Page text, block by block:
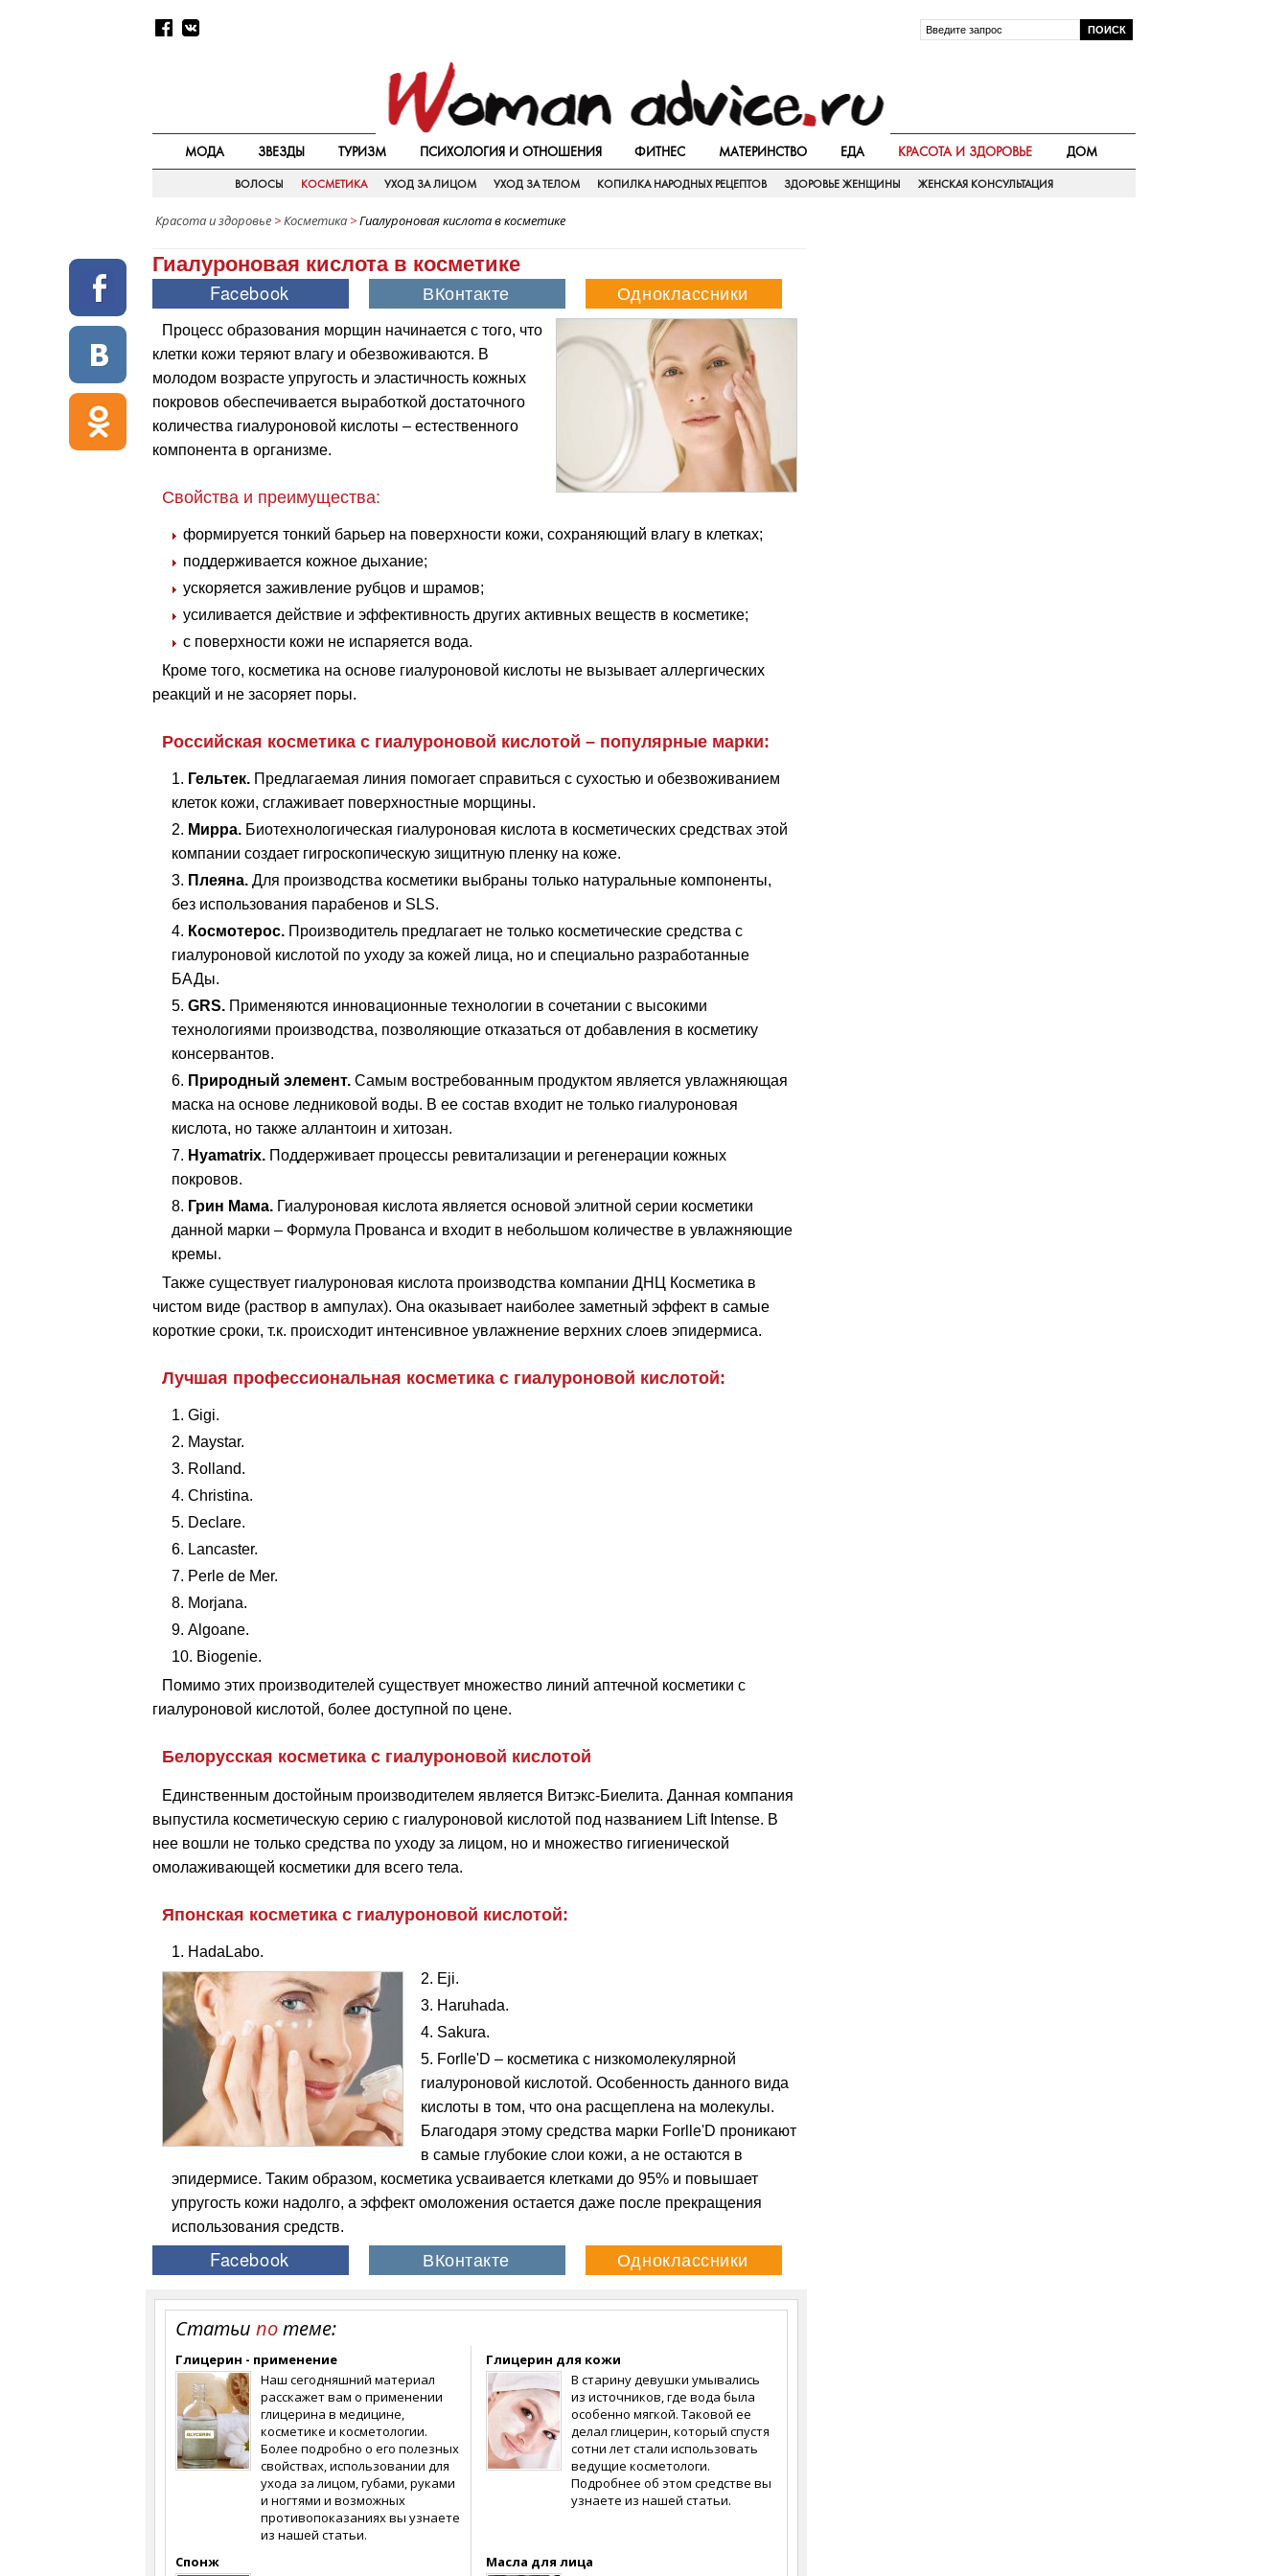
МОДА ЗВЕЗДЫ ТУРИЗМ ПСИХОЛОГИЯ И ОТНОШЕНИЯ ФИТНЕС МАТЕРИНСТВО ЕДА КРАСОТА И ЗДОРОВЬЕ ДОМ
ВОЛОСЫ КОСМЕТИКА УХОД ЗА ЛИЦОМ УХОД ЗА ТЕЛОМ КОПИЛКА НАРОДНЫХ РЕЦЕПТОВ ЗДОРОВЬЕ ЖЕНЩИНЫ ЖЕНСКАЯ КОНСУЛЬТАЦИЯ
Красота и здоровье >Косметика >Гиалуроновая кислота в косметике
Гиалуроновая кислота в косметике
Процесс образования морщин начинается с того, что
клетки кожи теряют влагу и обезвоживаются. В
молодом возрасте упругость и эластичность кожных
покровов обеспечивается выработкой достаточного
количества гиалуроновой кислоты – естественного
компонента в организме.
Свойства и преимущества:
формируется тонкий барьер на поверхности кожи, сохраняющий влагу в клетках;
поддерживается кожное дыхание;
ускоряется заживление рубцов и шрамов;
усиливается действие и эффективность других активных веществ в косметике;
с поверхности кожи не испаряется вода.
Кроме того, косметика на основе гиалуроновой кислоты не вызывает аллергических
реакций и не засоряет поры.
Российская косметика с гиалуроновой кислотой – популярные марки:
Гельтек. Предлагаемая линия помогает справиться с сухостью и обезвоживанием
клеток кожи, сглаживает поверхностные морщины.
Мирра. Биотехнологическая гиалуроновая кислота в косметических средствах этой
компании создает гигроскопическую зищитную пленку на коже.
Плеяна. Для производства косметики выбраны только натуральные компоненты,
без использования парабенов и SLS.
Космотерос. Производитель предлагает не только косметические средства с
гиалуроновой кислотой по уходу за кожей лица, но и специально разработанные
БАДы.
GRS. Применяются инновационные технологии в сочетании с высокими
технологиями производства, позволяющие отказаться от добавления в косметику
консервантов.
Природный элемент. Самым востребованным продуктом является увлажняющая
маска на основе ледниковой воды. В ее состав входит не только гиалуроновая
кислота, но также аллантоин и хитозан.
Hyamatrix. Поддерживает процессы ревитализации и регенерации кожных
покровов.
Грин Мама. Гиалуроновая кислота является основой элитной серии косметики
данной марки – Формула Прованса и входит в небольшом количестве в увлажняющие
кремы.
Также существует гиалуроновая кислота производства компании ДНЦ Косметика в
чистом виде (раствор в ампулах). Она оказывает наиболее заметный эффект в самые
короткие сроки, т.к. происходит интенсивное увлажнение верхних слоев эпидермиса.
Лучшая профессиональная косметика с гиалуроновой кислотой:
Gigi.
Maystar.
Rolland.
Christina.
Declare.
Lancaster.
Perle de Mer.
Morjana.
Algoane.
Biogenie.
Помимо этих производителей существует множество линий аптечной косметики с
гиалуроновой кислотой, более доступной по цене.
Белорусская косметика с гиалуроновой кислотой
Единственным достойным производителем является Витэкс-Биелита. Данная компания
выпустила косметическую серию с гиалуроновой кислотой под названием Lift Intense. В
нее вошли не только средства по уходу за лицом, но и множество гигиенической
омолаживающей косметики для всего тела.
Японская косметика с гиалуроновой кислотой:
HadaLabo.
Eji.
Haruhada.
Sakura.
Forlle'D – косметика с низкомолекулярной
гиалуроновой кислотой. Особенность данного вида
кислоты в том, что она расщеплена на молекулы.
Благодаря этому средства марки Forlle'D проникают
в самые глубокие слои кожи, а не остаются в
эпидермисе. Таким образом, косметика усваивается клетками до 95% и повышает
упругость кожи надолго, а эффект омоложения остается даже после прекращения
использования средств.
Статьи потеме:
Глицерин - применение
Наш сегодняшний материал
расскажет вам о применении
глицерина в медицине,
косметике и косметологии.
Более подробно о его полезных
свойствах, использовании для
ухода за лицом, губами, руками
и ногтями и возможных
противопоказаниях вы узнаете
из нашей статьи.
Глицерин для кожи
В старину девушки умывались
из источников, где вода была
особенно мягкой. Таковой ее
делал глицерин, который спустя
сотни лет стали использовать
ведущие косметологи.
Подробнее об этом средстве вы
узнаете из нашей статьи.
Спонж
Масла для лица